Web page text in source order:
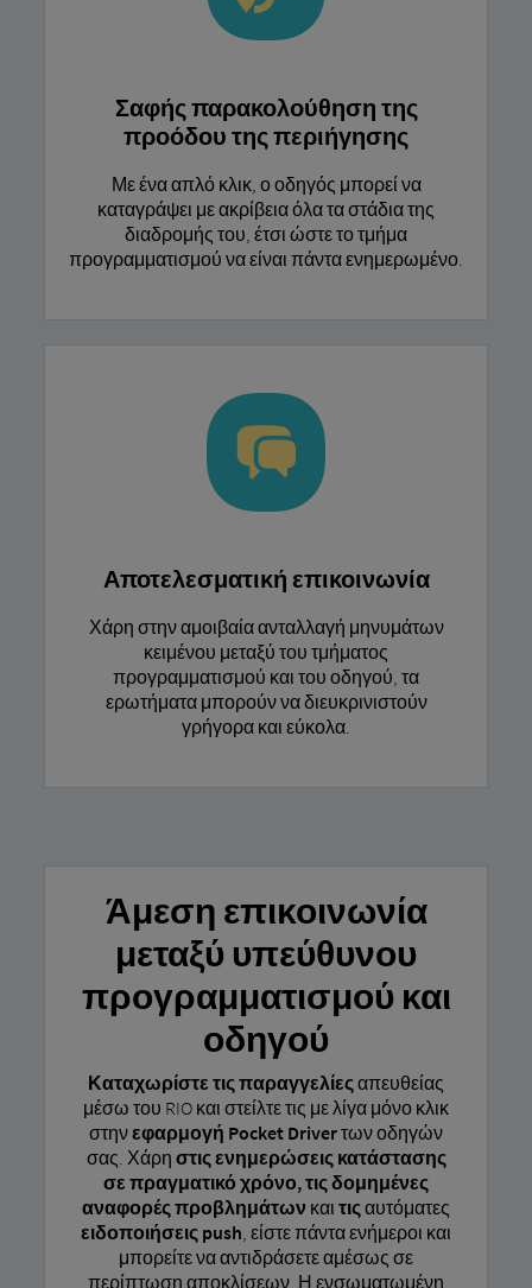
Σαφής παρακολούθηση της
προόδου της περιήγησης
Με ένα απλό κλικ, ο οδηγός μπορεί να
καταγράψει με ακρίβεια όλα τα στάδια της
διαδρομής του, έτσι ώστε το τμήμα
προγραμματισμού να είναι πάντα ενημερωμένο.
Αποτελεσματική επικοινωνία
Χάρη στην αμοιβαία ανταλλαγή μηνυμάτων
κειμένου μεταξύ του τμήματος
προγραμματισμού και του οδηγού, τα
ερωτήματα μπορούν να διευκρινιστούν
γρήγορα και εύκολα.
Άμεση επικοινωνία
μεταξύ υπεύθυνου
προγραμματισμού και
οδηγού
Καταχωρίστε τις παραγγελίεςαπευθείας
μέσω του RIO και στείλτε τις με λίγα μόνο κλικ
στηνεφαρμογή Pocket Driverτων οδηγών
σας. Χάρη στις ενημερώσεις κατάστασης
σε πραγματικό χρόνο, τις δομημένες
αναφορές προβλημάτων και τιςαυτόματες
ειδοποιήσεις push, είστε πάντα ενήμεροι και
μπορείτε να αντιδράσετε αμέσως σε
περίπτωση αποκλίσεων. Η ενσωματωμένη